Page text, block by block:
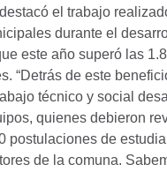
el trabajo
durante el
este año superó las
“Detrás de este
técnico y social
quienes debieron
postulaciones de
de la comuna.